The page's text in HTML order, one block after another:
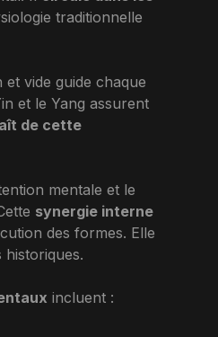
traditionnelle
et vide guide chaque
et le Yang assurent
de cette
mentale et le
synergie interne
des formes. Elle
incluent :